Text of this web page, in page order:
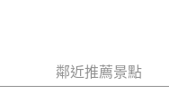
鄰近推薦景點